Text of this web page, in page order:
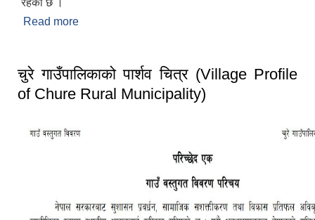
रहेको छ ।
Read more
चुरे गाउँपालिकाको पार्शव चित्र (Village Profile
of Chure Rural Municipality)